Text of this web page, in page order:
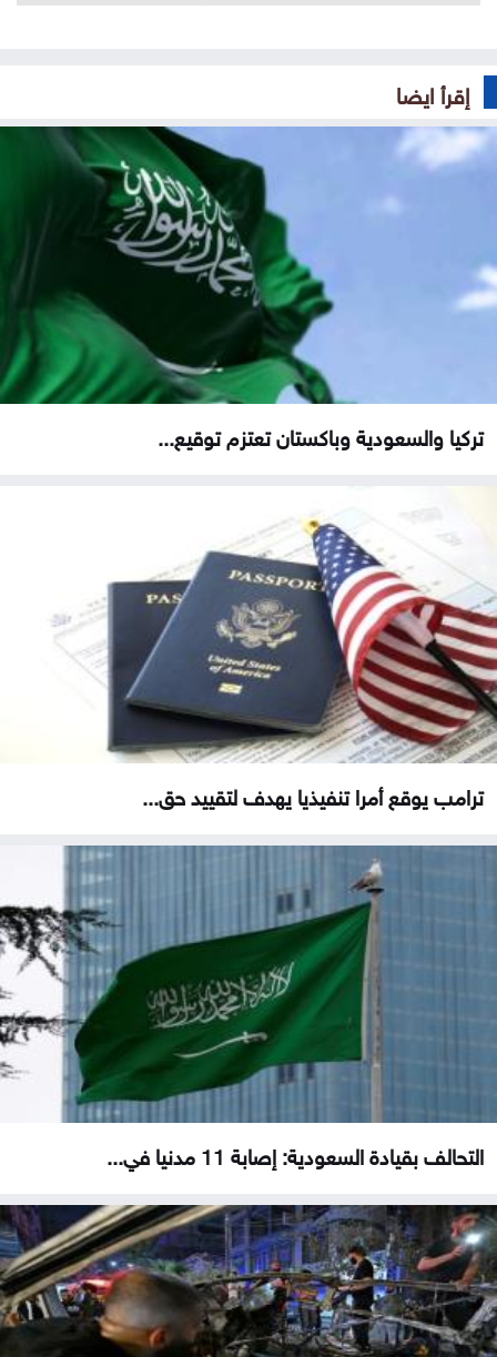
إقرأ ايضا
تركيا والسعودية وباكستان تعتزم توقيع...
ترامب يوقع أمرا تنفيذيا يهدف لتقييد حق...
التحالف بقيادة السعودية: إصابة 11 مدنيا في...